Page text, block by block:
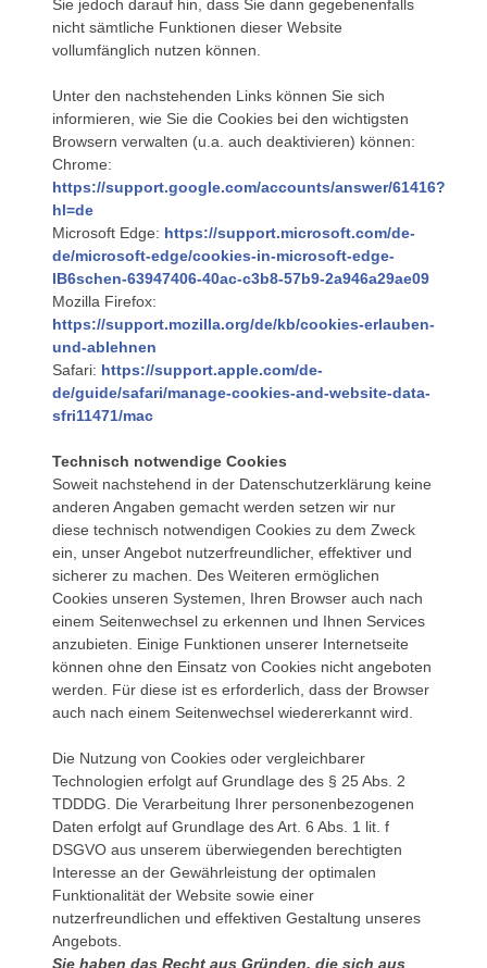
Sie jedoch darauf hin, dass Sie dann gegebenenfalls
nicht sämtliche Funktionen dieser Website
vollumfänglich nutzen können.
Unter den nachstehenden Links können Sie sich
informieren, wie Sie die Cookies bei den wichtigsten
Browsern verwalten (u.a. auch deaktivieren) können:
Chrome:
https://support.google.com/accounts/answer/61416?
hl=de
Microsoft Edge: https://support.microsoft.com/de-
de/microsoft-edge/cookies-in-microsoft-edge-
lB6schen-63947406-40ac-c3b8-57b9-2a946a29ae09
Mozilla Firefox:
https://support.mozilla.org/de/kb/cookies-erlauben-
und-ablehnen
Safari: https://support.apple.com/de-
de/guide/safari/manage-cookies-and-website-data-
sfri11471/mac
Technisch notwendige Cookies
Soweit nachstehend in der Datenschutzerklärung keine
anderen Angaben gemacht werden setzen wir nur
diese technisch notwendigen Cookies zu dem Zweck
ein, unser Angebot nutzerfreundlicher, effektiver und
sicherer zu machen. Des Weiteren ermöglichen
Cookies unseren Systemen, Ihren Browser auch nach
einem Seitenwechsel zu erkennen und Ihnen Services
anzubieten. Einige Funktionen unserer Internetseite
können ohne den Einsatz von Cookies nicht angeboten
werden. Für diese ist es erforderlich, dass der Browser
auch nach einem Seitenwechsel wiedererkannt wird.
Die Nutzung von Cookies oder vergleichbarer
Technologien erfolgt auf Grundlage des § 25 Abs. 2
TDDDG. Die Verarbeitung Ihrer personenbezogenen
Daten erfolgt auf Grundlage des Art. 6 Abs. 1 lit. f
DSGVO aus unserem überwiegenden berechtigten
Interesse an der Gewährleistung der optimalen
Funktionalität der Website sowie einer
nutzerfreundlichen und effektiven Gestaltung unseres
Angebots.
Sie haben das Recht aus Gründen, die sich aus